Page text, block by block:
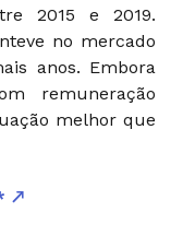
2015 e 2019.
no mercado
anos. Embora
remuneração
melhor que